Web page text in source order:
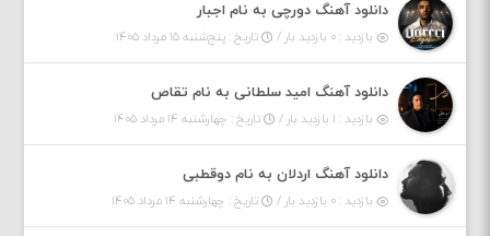
دانلود آهنگ دورچی به نام اجبار
بازدید : ۰ بازدید بار / تاریخ : پنج‌شنبه ۱۵ مرداد ۱۴۰۵
دانلود آهنگ امید سلطانی به نام تقاص
بازدید : ۱ بازدید بار / تاریخ : چهارشنبه ۱۴ مرداد ۱۴۰۵
دانلود آهنگ اردلان به نام دوقطبی
بازدید : ۰ بازدید بار / تاریخ : چهارشنبه ۱۴ مرداد ۱۴۰۵